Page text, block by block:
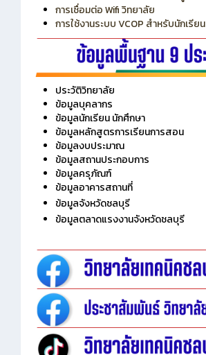
การเชื่อมต่อ Wifi วิทยาลัย
การใช้งานระบบ VCOP สำหรับนักเรียน
ประวัติวิทยาลัย
ข้อมูลบุคลากร
ข้อมูลนักเรียน นักศึกษา
ข้อมูลหลักสูตรการเรียนการสอน
ข้อมูลงบประมาณ
ข้อมูลสถานประกอบการ
ข้อมูลครุภัณฑ์
ข้อมูลอาคารสถานที่
ข้อมูลจังหวัดชลบุรี
ข้อมูลตลาดแรงงานจังหวัดชลบุรี